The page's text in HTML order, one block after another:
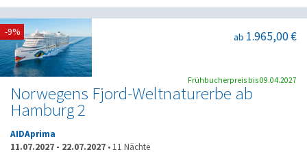
Norwegens Fjord-Weltnaturerbe ab
Hamburg 2
ab 1.965,00 €
AIDAprima
11.07.2027 - 22.07.2027 • 11 Nächte
-9%
Frühbucherpreis bis 09.04.2027